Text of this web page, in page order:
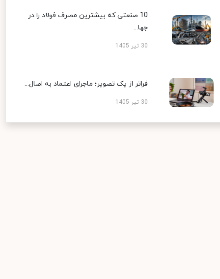
10 صنعتی که بیشترین مصرف فولاد را در
جها...
30 تیر 1405
فراتر از یک تصویر؛ ماجرای اعتماد به اصال...
30 تیر 1405